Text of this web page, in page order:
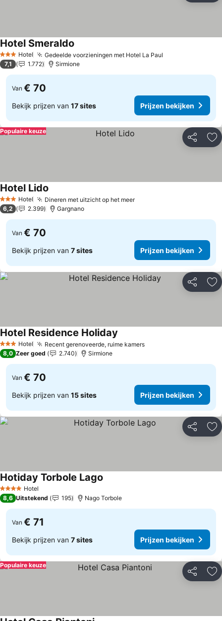
3 SterrenHotel Gedeelde voorzieningen met Hotel La Paul
Hotel Smeraldo
7,1 1.772 Sirmione
Van € 70
Bekijk prijzen van 17 sites Prijzen bekijken
Delen
Populaire keuze
3 SterrenHotel Dineren met uitzicht op het meer
Hotel Lido
6,2 2.399 Gargnano
Van € 70
Bekijk prijzen van 7 sites Prijzen bekijken
Delen
3 SterrenHotel Recent gerenoveerde, ruime kamers
Hotel Residence Holiday
8,0 Zeer goed 2.740 Sirmione
Van € 70
Bekijk prijzen van 15 sites Prijzen bekijken
Delen
4 SterrenHotel
Hotiday Torbole Lago
8,6 Uitstekend 195 Nago Torbole
Van € 71
Bekijk prijzen van 7 sites Prijzen bekijken
Delen
Populaire keuze